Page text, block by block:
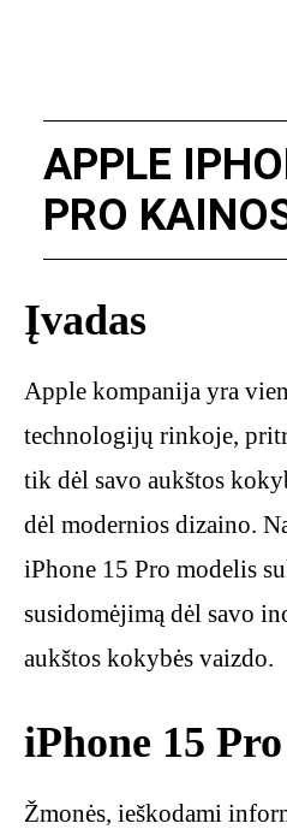
APPLE
PRO
Įvadas
Apple kompanija yra
technologijų rinkoje,
tik dėl savo aukštos
dėl modernios dizaino.
iPhone 15 Pro modelis
susidomėjimą dėl savo
aukštos kokybės vaizdo.
iPhone 15
Žmonės, ieškodami